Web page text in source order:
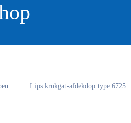
Lips krukgat-afdekdop type 6725